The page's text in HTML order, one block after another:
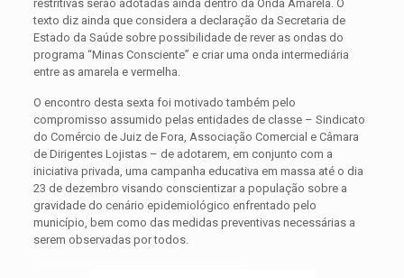
restritivas serão adotadas ainda dentro da Onda Amarela. O
texto diz ainda que considera a declaração da Secretaria de
Estado da Saúde sobre possibilidade de rever as ondas do
programa “Minas Consciente” e criar uma onda intermediária
entre as amarela e vermelha.
O encontro desta sexta foi motivado também pelo
compromisso assumido pelas entidades de classe – Sindicato
do Comércio de Juiz de Fora, Associação Comercial e Câmara
de Dirigentes Lojistas – de adotarem, em conjunto com a
iniciativa privada, uma campanha educativa em massa até o dia
23 de dezembro visando conscientizar a população sobre a
gravidade do cenário epidemiológico enfrentado pelo
município, bem como das medidas preventivas necessárias a
serem observadas por todos.